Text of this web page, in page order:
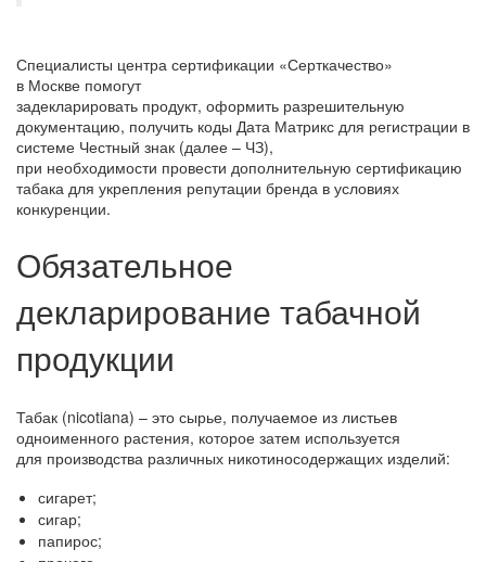
Специалисты центра сертификации «Серткачество»
в Москве помогут
задекларировать продукт, оформить разрешительную
документацию, получить коды Дата Матрикс для регистрации в
системе Честный знак (далее – ЧЗ),
при необходимости провести дополнительную сертификацию
табака для укрепления репутации бренда в условиях
конкуренции.
Обязательное
декларирование табачной
продукции
Табак (nicotiana) – это сырье, получаемое из листьев
одноименного растения, которое затем используется
для производства различных никотиносодержащих изделий:
сигарет;
сигар;
папирос;